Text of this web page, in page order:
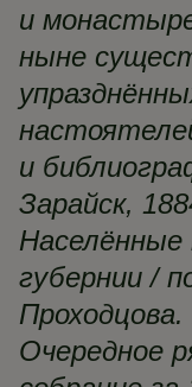
и
ныне
и
Зарайск,
Населённые
губернии /
Очередное